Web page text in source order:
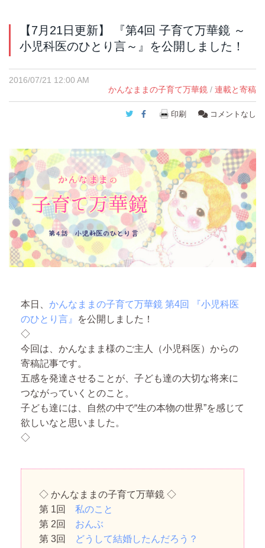
【7月21日更新】 『第4回 子育て万華鏡 ～
小児科医のひとり言～』を公開しました！
2016/07/21 12:00 AM
かんなままの子育て万華鏡 / 連載と寄稿
Twitter
Facebook
印刷 コメントなし
本日、 かんなままの子育て万華鏡 第4回 『小児科医
のひとり言』
を公開しました！
◇
今回は、かんなまま様のご主人（小児科医）からの
寄稿記事です。
五感を発達させることが、子ども達の大切な将来に
つながっていくとのこと。
子ども達には、自然の中で“生の本物の世界”を感じて
欲しいなと思いました。
◇
◇ かんなままの子育て万華鏡 ◇
第 1回 私のこと
第 2回 おんぶ
第 3回
どうして結婚したんだろう？